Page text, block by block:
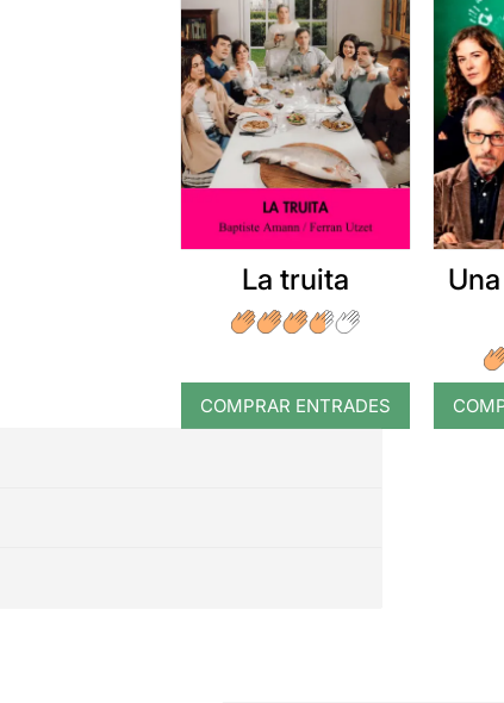
La truita
COMPRAR ENTRADES